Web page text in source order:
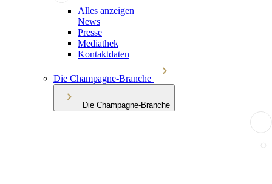
Alles anzeigen
News
Presse
Mediathek
Kontaktdaten
Die Champagne-Branche
Die Champagne-Branche